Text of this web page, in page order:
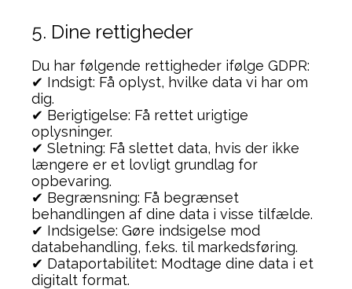
5. Dine rettigheder
Du har følgende rettigheder ifølge GDPR:
✔ Indsigt: Få oplyst, hvilke data vi har om
dig.
✔ Berigtigelse: Få rettet urigtige
oplysninger.
✔ Sletning: Få slettet data, hvis der ikke
længere er et lovligt grundlag for
opbevaring.
✔ Begrænsning: Få begrænset
behandlingen af dine data i visse tilfælde.
✔ Indsigelse: Gøre indsigelse mod
databehandling, f.eks. til markedsføring.
✔ Dataportabilitet: Modtage dine data i et
digitalt format.